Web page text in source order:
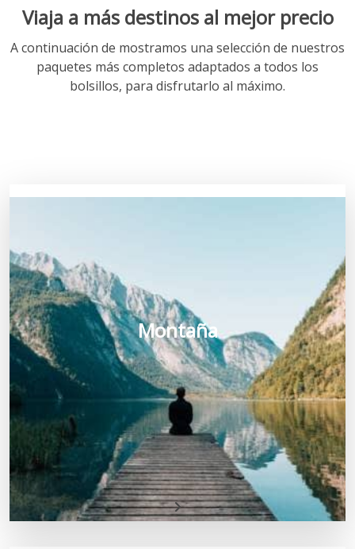
Viaja a más destinos al mejor precio
A continuación de mostramos una selección de nuestros
paquetes más completos adaptados a todos los
bolsillos, para disfrutarlo al máximo.
Montaña
Montaña
Viaja por toda Europa